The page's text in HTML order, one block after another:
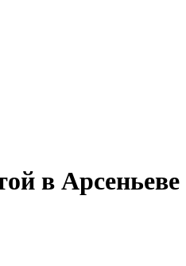
в Арсеньеве